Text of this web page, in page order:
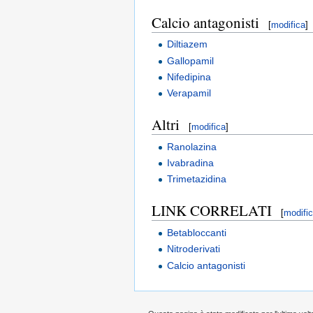
Calcio antagonisti [modifica]
Diltiazem
Gallopamil
Nifedipina
Verapamil
Altri [modifica]
Ranolazina
Ivabradina
Trimetazidina
LINK CORRELATI [
Betabloccanti
Nitroderivati
Calcio antagonisti